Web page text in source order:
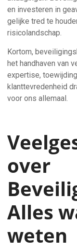
en investeren in
gelijke tred te
risicolandschap.
Kortom,
het handhaven van
expertise,
klanttevredenheid
voor ons allemaal.
over
Alles
weten